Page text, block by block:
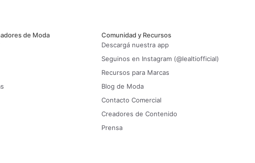
de Moda
Comunidad y Recursos
Descargá nuestra app
Seguinos en Instagram (@lealtiofficial)
Recursos para Marcas
Blog de Moda
Contacto Comercial
Creadores de Contenido
Prensa